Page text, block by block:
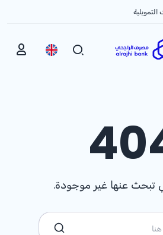
تبحث عنها غير موجودة.